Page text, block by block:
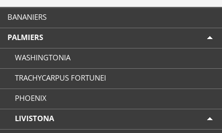
BANANIERS
PALMIERS
WASHINGTONIA
TRACHYCARPUS FORTUNEI
PHOENIX
LIVISTONA